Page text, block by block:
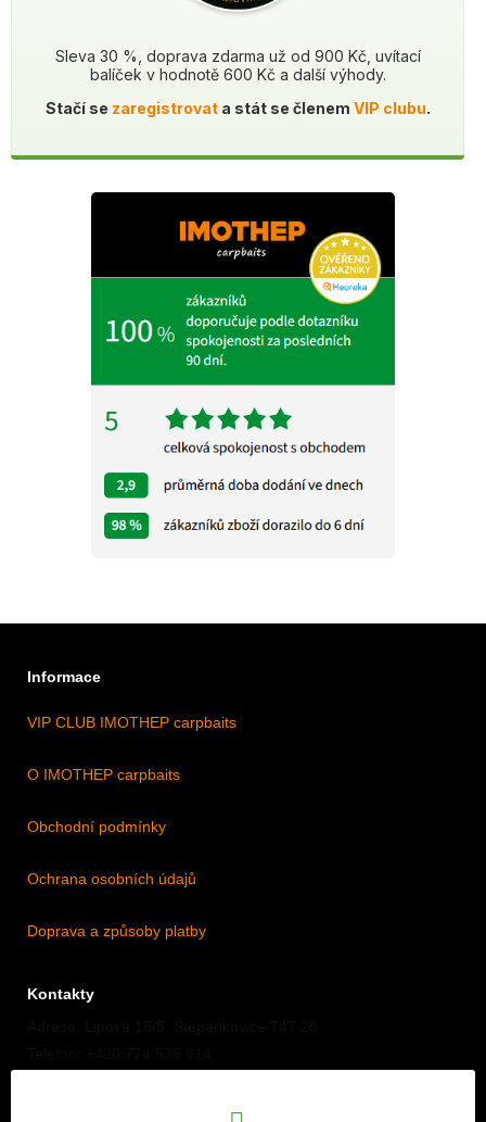
Sleva 30 %, doprava zdarma už od 900 Kč, uvítací
balíček v hodnotě 600 Kč a další výhody.
Stačí se zaregistrovata stát se členem VIP clubu.
Informace
VIP CLUB IMOTHEP carpbaits
O IMOTHEP carpbaits
Obchodní podmínky
Ochrana osobních údajů
Doprava a způsoby platby
Kontakty